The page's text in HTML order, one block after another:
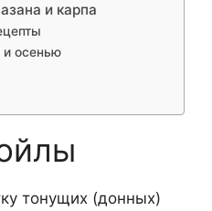
и карпа
и осенью
тонущих (донных)